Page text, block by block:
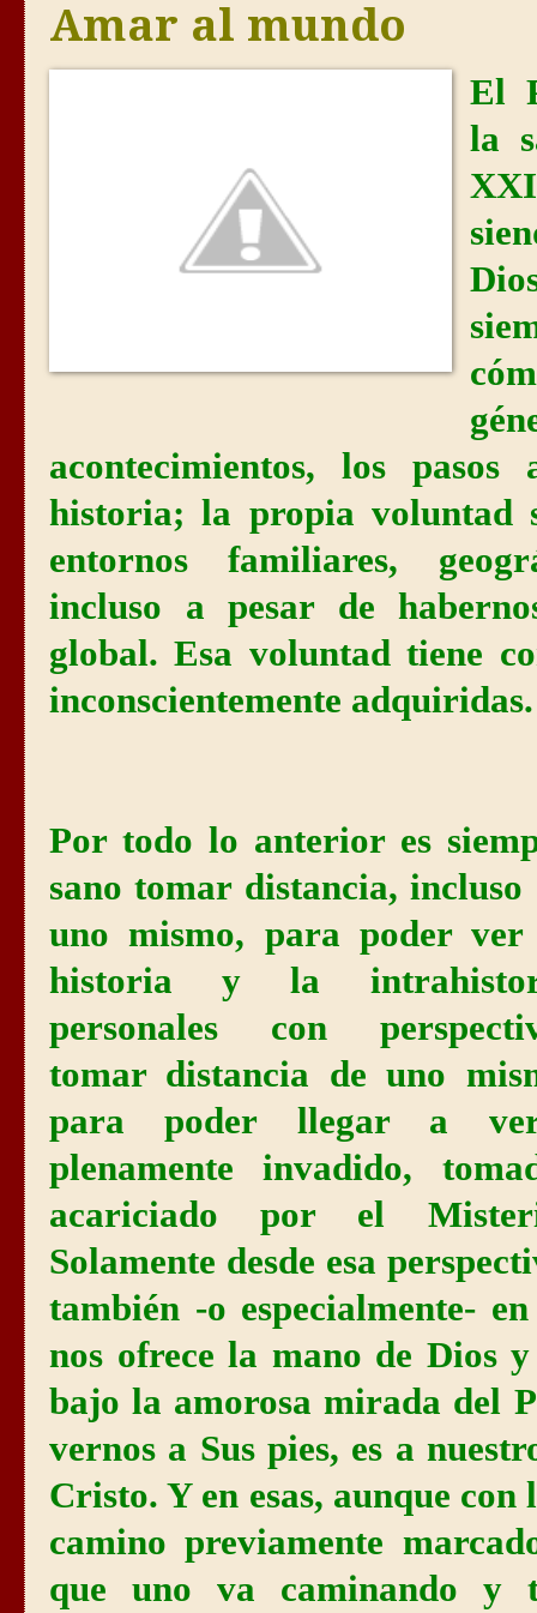
Amar al mundo
El
la
acontecimientos, los
historia; la propia voluntad
entornos familiares,
incluso a pesar de
global. Esa voluntad tiene
inconscientemente
Por todo lo anterior es
sano tomar distancia,incluso
uno mismo, para poder
historia y la
personales con
tomar distancia de uno
para poder llegar a
plenamente invadido,
acariciado por el
Solamente desde esa
también -o especialmente-
nos ofrece la mano de Dios
bajo la amorosa mirada del
vernos a Sus pies, es a
Cristo. Y en esas, aunque
camino previamente
que uno va caminando y